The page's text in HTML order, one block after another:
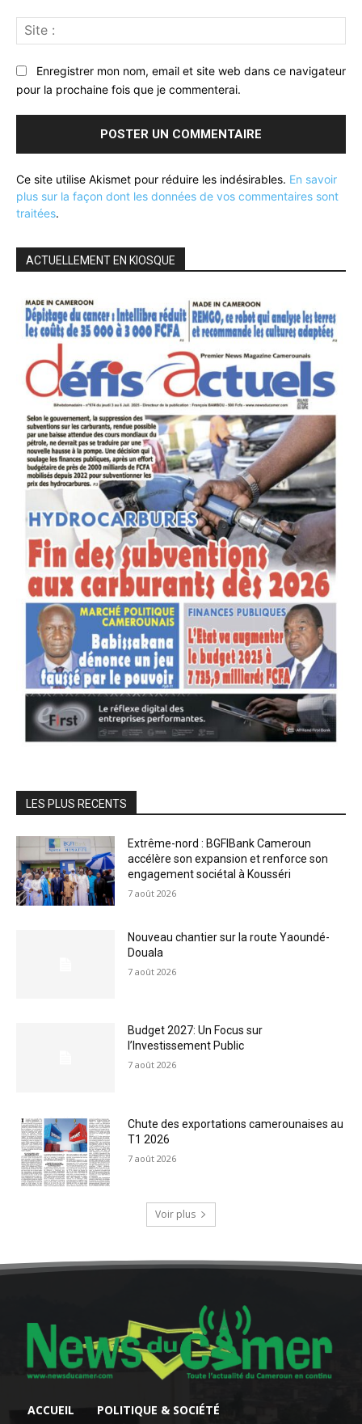
:
Enregistrer mon nom, email et site web dans ce navigateur
pour la prochaine fois que je commenterai.
Ce site utilise Akismet pour réduire les indésirables. En savoir
plus sur la façon dont les données de vos commentaires sont
traitées.
ACTUELLEMENT EN KIOSQUE
LES PLUS RECENTS
Extrême-nord : BGFIBank Cameroun
accélère son expansion et renforce son
engagement sociétal à Kousséri
7 août 2026
Nouveau chantier sur la route Yaoundé-
Douala
7 août 2026
Budget 2027: Un Focus sur
l’Investissement Public
7 août 2026
Chute des exportations camerounaises au
T1 2026
7 août 2026
Voir plus
ACCUEIL POLITIQUE & SOCIÉTÉ